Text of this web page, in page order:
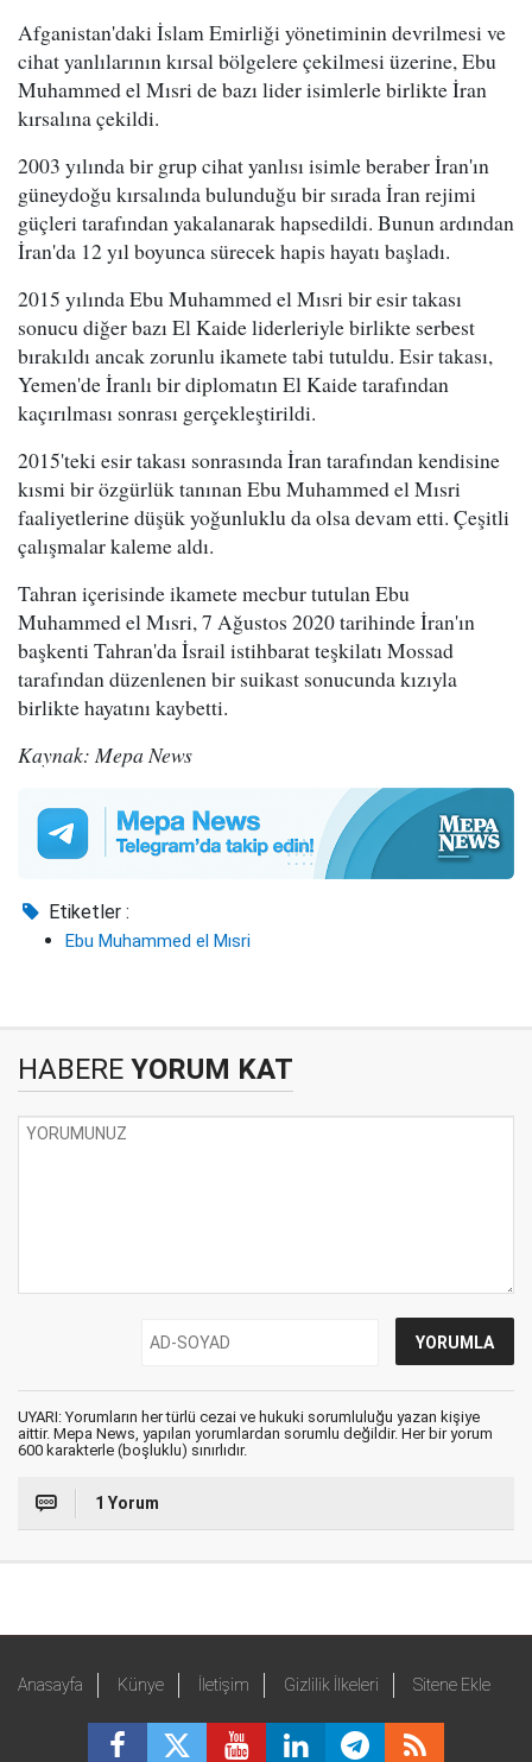
Afganistan'daki İslam Emirliği yönetiminin devrilmesi ve
cihat yanlılarının kırsal bölgelere çekilmesi üzerine, Ebu
Muhammed el Mısri de bazı lider isimlerle birlikte İran
kırsalına çekildi.
2003 yılında bir grup cihat yanlısı isimle beraber İran'ın
güneydoğu kırsalında bulunduğu bir sırada İran rejimi
güçleri tarafından yakalanarak hapsedildi. Bunun ardından
İran'da 12 yıl boyunca sürecek hapis hayatı başladı.
2015 yılında Ebu Muhammed el Mısri bir esir takası
sonucu diğer bazı El Kaide liderleriyle birlikte serbest
bırakıldı ancak zorunlu ikamete tabi tutuldu. Esir takası,
Yemen'de İranlı bir diplomatın El Kaide tarafından
kaçırılması sonrası gerçekleştirildi.
2015'teki esir takası sonrasında İran tarafından kendisine
kısmi bir özgürlük tanınan Ebu Muhammed el Mısri
faaliyetlerine düşük yoğunluklu da olsa devam etti. Çeşitli
çalışmalar kaleme aldı.
Tahran içerisinde ikamete mecbur tutulan Ebu
Muhammed el Mısri, 7 Ağustos 2020 tarihinde İran'ın
başkenti Tahran'da İsrail istihbarat teşkilatı Mossad
tarafından düzenlenen bir suikast sonucunda kızıyla
birlikte hayatını kaybetti.
Kaynak: Mepa News
Etiketler :
Ebu Muhammed el Mısri
HABERE YORUM KAT
UYARI: Yorumların her türlü cezai ve hukuki sorumluluğu yazan kişiye
aittir. Mepa News, yapılan yorumlardan sorumlu değildir. Her bir yorum
600 karakterle (boşluklu) sınırlıdır.
1 Yorum
Anasayfa Künye İletişim Gizlilik İlkeleri Sitene Ekle